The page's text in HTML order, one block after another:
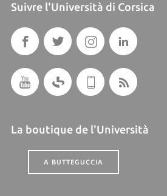
Suivre l'Università di Corsica
La boutique de l'Università
A BUTTEGUCCIA